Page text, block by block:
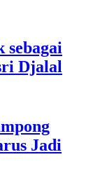
Djalal
Jadi